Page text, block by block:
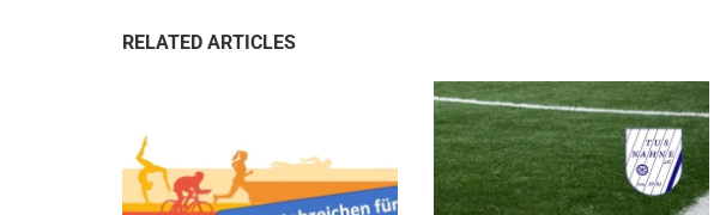
RELATED ARTICLES